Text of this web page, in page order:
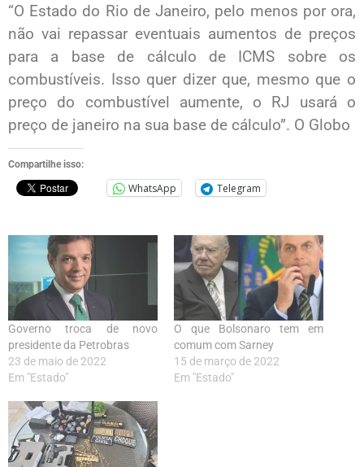
“O Estado do Rio de Janeiro, pelo menos por ora,
não vai repassar eventuais aumentos de preços
para a base de cálculo de ICMS sobre os
combustíveis. Isso quer dizer que, mesmo que o
preço do combustível aumente, o RJ usará o
preço de janeiro na sua base de cálculo”. O Globo
Compartilhe isso:
WhatsApp Telegram
Governo troca de novo
presidente da Petrobras
23 de maio de 2022
Em "Estado"
O que Bolsonaro tem em
comum com Sarney
15 de março de 2022
Em "Estado"